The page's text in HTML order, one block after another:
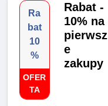
Ra
bat
10
%
OFER
TA
Rabat -
10% na
pierwsz
e
zakupy